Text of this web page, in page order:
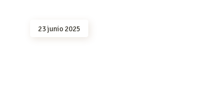
23 junio 2025